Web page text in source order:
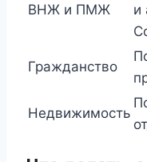
ВНЖ и ПМЖ
и
Гражданство
Недвижимость